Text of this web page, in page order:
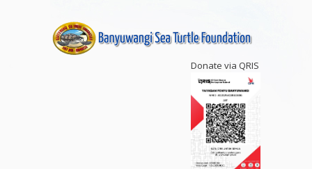
Donate via QRIS